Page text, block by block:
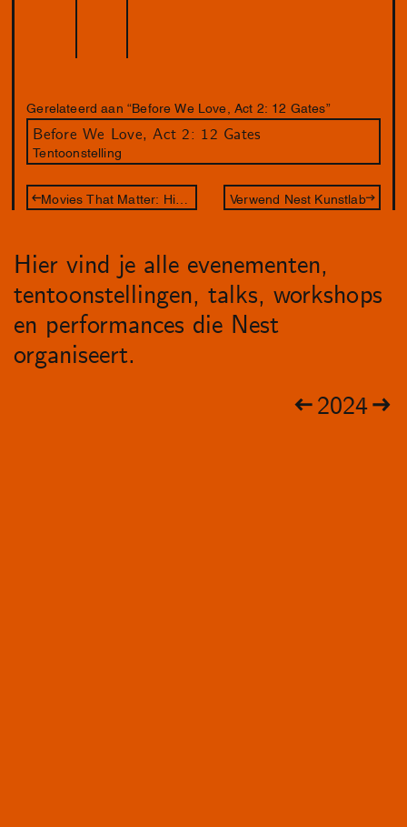
Gerelateerd aan “Before We Love, Act 2: 12 Gates”
Before We Love, Act 2: 12 Gates
Tentoonstelling
Verwend Nest Kunstlab
Hier vind je alle evenementen,
tentoonstellingen, talks, workshops
en performances die Nest
organiseert.
2024